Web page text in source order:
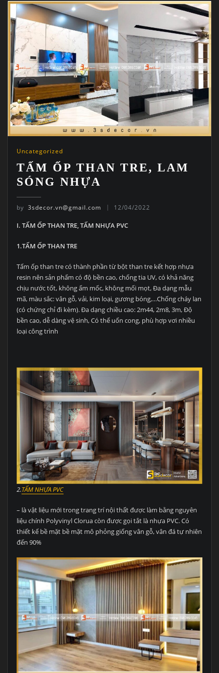
Uncategorized
TẤM ỐP THAN TRE, LAM
SÓNG NHỰA
by 3sdecor.vn@gmail.com 12/04/2022
I. TẤM ỐP THAN TRE, TẤM NHỰA PVC
1.TẤM ỐP THAN TRE
Tấm ốp than tre có thành phần từ bột than tre kết hợp nhựa
resin nên sản phẩm có độ bền cao, chống tia UV, có khả năng
chịu nước tốt, không ẩm mốc, không mối mọt, Đa dạng mẫu
mã, màu sắc: vân gỗ, vải, kim loại, gương bóng,…Chống cháy lan
(có chứng chỉ đi kèm). Đa dạng chiều cao: 2m44, 2m8, 3m, Độ
bền cao, dễ dàng vệ sinh, Có thể uốn cong, phù hợp vơi nhiều
loại công trình
2.TẤM NHỰA PVC
– là vật liệu mới trong trang trí nội thất được làm bằng nguyên
liệu chính Polyvinyl Clorua còn được gọi tắt là nhựa PVC. Có
thiết kế bề mặt bề mặt mô phỏng giống vân gỗ, vân đá tự nhiên
đến 90%